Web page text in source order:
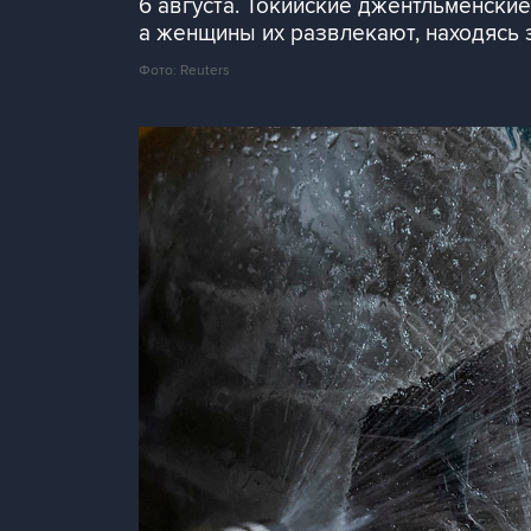
6 августа. Токийские
а женщины их развлекают, находясь
Фото: Reuters